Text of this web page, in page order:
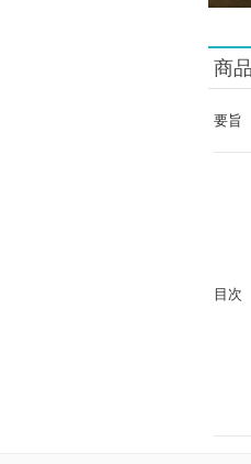
商
要旨
目次